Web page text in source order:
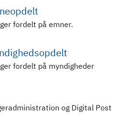
fordelt på emner.
fordelt på myndigheder
og Digital Post